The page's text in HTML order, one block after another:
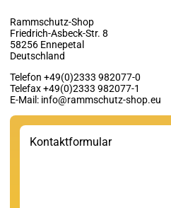
Rammschutz-Shop
Friedrich-Asbeck-Str. 8
58256 Ennepetal
Deutschland
Telefon +49(0)2333 982077-0
Telefax +49(0)2333 982077-1
E-Mail: info@rammschutz-shop.eu
Kontaktformular